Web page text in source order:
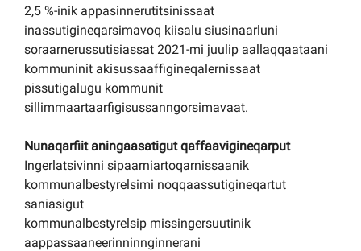
2,5 %-inik appasinnerutitsinissaat
inassutigineqarsimavoq kiisalu siusinaarluni
soraarnerussutisiassat 2021-mi juulip aallaqqaataani
kommuninit akisussaaffigineqalernissaat
pissutigalugu kommunit
sillimmaartaarfigisussanngorsimavaat.
Nunaqarfiit aningaasatigut qaffaavigineqarput
Ingerlatsivinni sipaarniartoqarnissaanik
kommunalbestyrelsimi noqqaassutigineqartut
saniasigut
kommunalbestyrelsip missingersuutinik
aappassaaneerinninnginnerani